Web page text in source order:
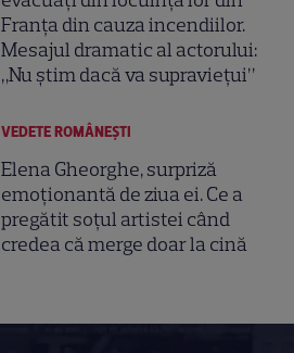
Franța din cauza incendiilor.
Mesajul dramatic al actorului:
„Nu știm dacă va supraviețui”
VEDETE ROMÂNEŞTI
Elena Gheorghe, surpriză
emoționantă de ziua ei. Ce a
pregătit soțul artistei când
credea că merge doar la cină